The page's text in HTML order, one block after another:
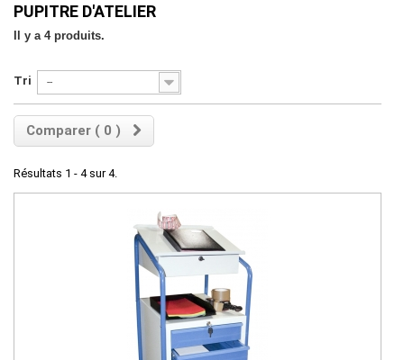
PUPITRE D'ATELIER
Il y a 4 produits.
Tri --
Comparer ( 0 )
Résultats 1 - 4 sur 4.